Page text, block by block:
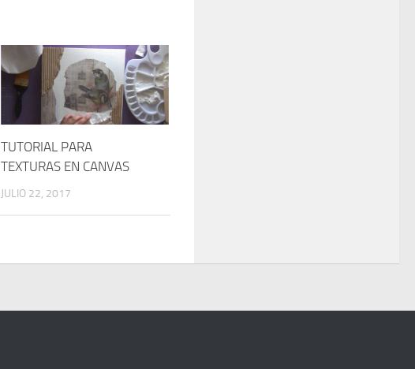
TUTORIAL PARA
TEXTURAS EN CANVAS
JULIO 22, 2017